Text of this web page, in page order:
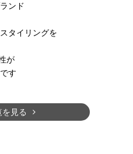
ンド
タイリングを
が
す
見る